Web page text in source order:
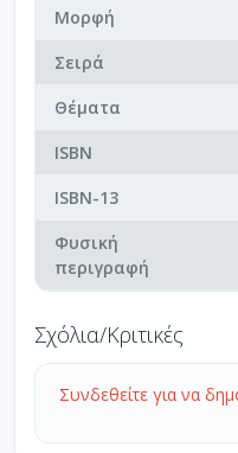
Μορφή
Σειρά
Θέματα
ISBN
ISBN-13
Φυσική
περιγραφή
Σχόλια/Κριτικές
Συνδεθείτε για να